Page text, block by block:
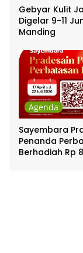
Gebyar Kulit
Digelar 9-11
Manding
Agenda
Sayembara
Penanda
Berhadiah Rp